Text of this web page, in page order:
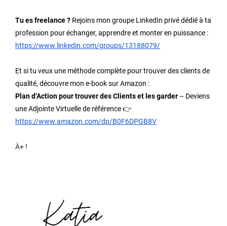
Tu es freelance ? Rejoins mon groupe LinkedIn privé dédié à ta
profession pour échanger, apprendre et monter en puissance :
https://www.linkedin.com/groups/13188079/
Et si tu veux une méthode complète pour trouver des clients de
qualité, découvre mon e-book sur Amazon :
Plan d’Action pour trouver des Clients et les garder – Deviens
une Adjointe Virtuelle de référence 👉
https://www.amazon.com/dp/B0F6DPGB8V
À+ !